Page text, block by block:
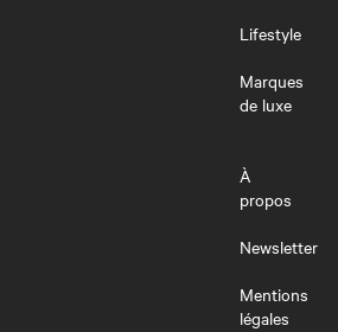
Lifestyle
Marques
de luxe
À
propos
Newsletter
Mentions
légales